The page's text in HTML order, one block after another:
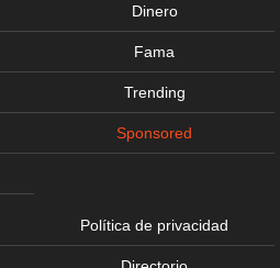
Dinero
Fama
Trending
Sponsored
Política de privacidad